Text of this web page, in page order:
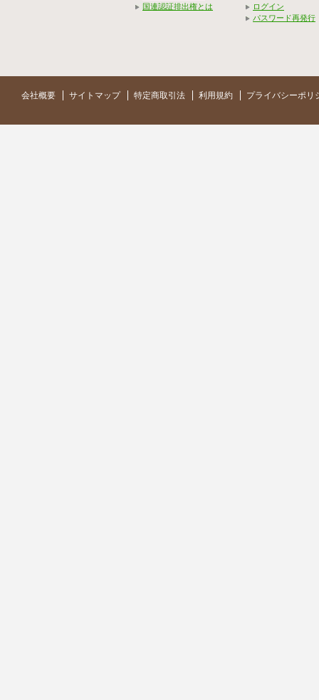
国連認証排出権とは
ログイン
パスワード再発行
会社概要 サイトマップ 特定商取引法 利用規約 プライバシーポリ